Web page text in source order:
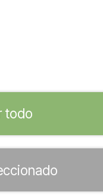
Excelente ducha de
Ducha de exterior
Ducha con
accesorios con
Conexiones ocultas
oficial de
todo